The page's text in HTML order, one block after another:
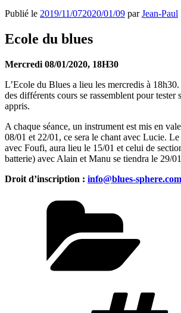
Publié le 2019/11/072020/01/09 parJean-Paul
Ecole du blues
Mercredi 08/01/2020, 18H30
L’Ecole du Blues a lieu les mercredis à
des différents cours se rassemblent pour tester
appris.
A chaque séance, un instrument est mis en
08/01 et 22/01, ce sera le chant avec Lucie.
avec Foufi, aura lieu le 15/01 et celui de
batterie) avec Alain et Manu se tiendra le 29/
Droit d’inscription : info@blues-sphere.com